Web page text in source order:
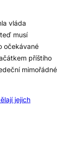
vláda
musí
očekávané
příštího
mimořádné
jejich